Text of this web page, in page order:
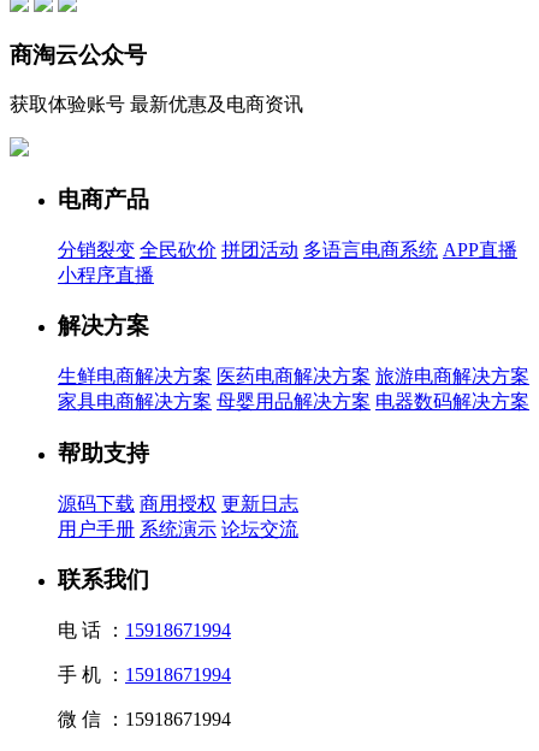
商淘云公众号
获取体验账号 最新优惠及电商资讯
电商产品
分销裂变 全民砍价 拼团活动 多语言电商系统 APP直播
小程序直播
解决方案
生鲜电商解决方案 医药电商解决方案 旅游电商解决方案
家具电商解决方案 母婴用品解决方案 电器数码解决方案
帮助支持
源码下载 商用授权 更新日志
用户手册 系统演示 论坛交流
联系我们
电 话 ： 15918671994
手 机 ： 15918671994
微 信 ： 15918671994